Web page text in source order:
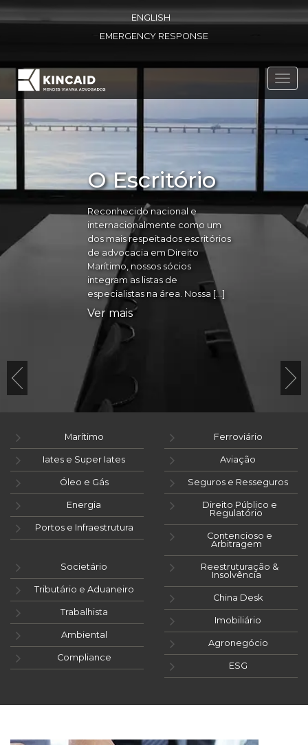
ENGLISH
EMERGENCY RESPONSE
O Escritório
Reconhecido nacional e
internacionalmente como um
dos mais respeitados escritórios
de advocacia em Direito
Marítimo, nossos sócios
integram as listas de
especialistas na área. Nossa […]
Ver mais
Marítimo
Iates e Super Iates
Óleo e Gás
Energia
Portos e Infraestrutura
Ferroviário
Aviação
Seguros e Resseguros
Direito Público e
Regulatório
Contencioso e
Arbitragem
Societário
Tributário e Aduaneiro
Trabalhista
Ambiental
Compliance
Reestruturação &
Insolvência
China Desk
Imobiliário
Agronegócio
ESG